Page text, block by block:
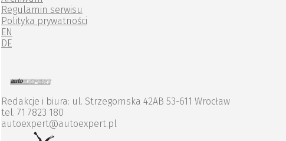
Regulamin serwisu
Polityka prywatności
EN
DE
Redakcje i biura: ul. Strzegomska 42AB 53-611 Wrocław
tel. 71 7823 180
autoexpert@autoexpert.pl